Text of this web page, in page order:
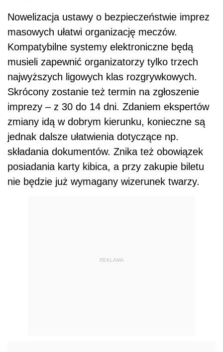
Nowelizacja ustawy o bezpieczeństwie imprez
masowych ułatwi organizację meczów.
Kompatybilne systemy elektroniczne będą
musieli zapewnić organizatorzy tylko trzech
najwyższych ligowych klas rozgrywkowych.
Skrócony zostanie też termin na zgłoszenie
imprezy – z 30 do 14 dni. Zdaniem ekspertów
zmiany idą w dobrym kierunku, konieczne są
jednak dalsze ułatwienia dotyczące np.
składania dokumentów. Znika też obowiązek
posiadania karty kibica, a przy zakupie biletu
nie będzie już wymagany wizerunek twarzy.
REKLAMA